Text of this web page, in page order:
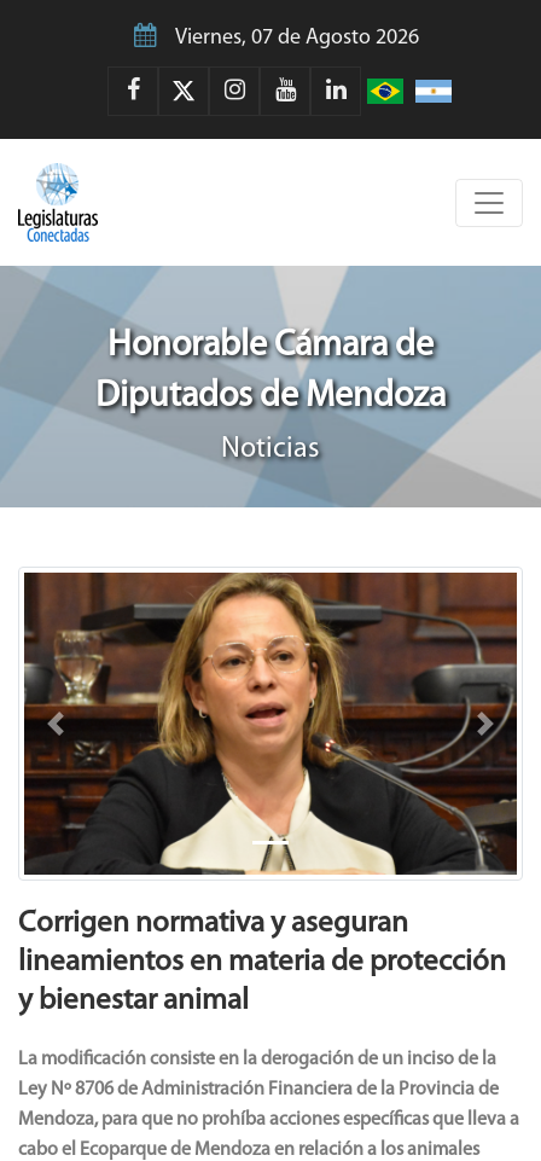
Viernes, 07 de Agosto 2026
Honorable Cámara de
Diputados de Mendoza
Noticias
Previous Next
Corrigen normativa y aseguran
lineamientos en materia de protección
y bienestar animal
La modificación consiste en la derogación de un inciso de la
Ley Nº 8706 de Administración Financiera de la Provincia de
Mendoza, para que no prohíba acciones específicas que lleva a
cabo el Ecoparque de Mendoza en relación a los animales